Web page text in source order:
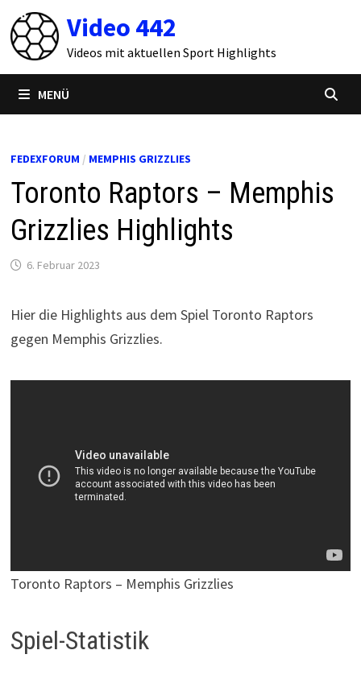
Zum
Inhalt
springen
Video 442
Videos mit aktuellen Sport Highlights
MENÜ
FEDEXFORUM / MEMPHIS GRIZZLIES
Toronto Raptors – Memphis
Grizzlies Highlights
6. Februar 2023
Hier die Highlights aus dem Spiel Toronto Raptors
gegen Memphis Grizzlies.
Toronto Raptors – Memphis Grizzlies
Spiel-Statistik